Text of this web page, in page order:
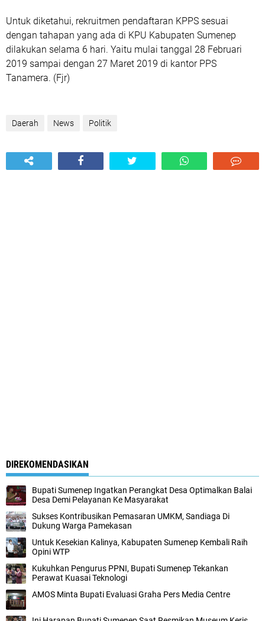
Untuk diketahui, rekruitmen pendaftaran KPPS sesuai
dengan tahapan yang ada di KPU Kabupaten Sumenep
dilakukan selama 6 hari. Yaitu mulai tanggal 28 Februari
2019 sampai dengan 27 Maret 2019 di kantor PPS
Tanamera. (Fjr)
Daerah News Politik
DIREKOMENDASIKAN
Bupati Sumenep Ingatkan Perangkat Desa Optimalkan Balai
Desa Demi Pelayanan Ke Masyarakat
Sukses Kontribusikan Pemasaran UMKM, Sandiaga Di
Dukung Warga Pamekasan
Untuk Kesekian Kalinya, Kabupaten Sumenep Kembali Raih
Opini WTP
Kukuhkan Pengurus PPNI, Bupati Sumenep Tekankan
Perawat Kuasai Teknologi
AMOS Minta Bupati Evaluasi Graha Pers Media Centre